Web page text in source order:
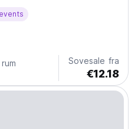
early morning until night
shop and dorm room
Sovesale fra
€12.18